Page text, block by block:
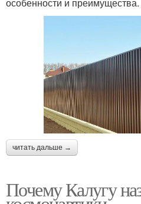
читать дальше →
Почему Калугу